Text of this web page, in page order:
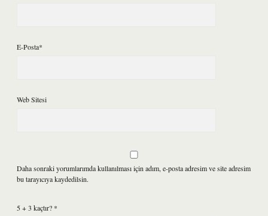
E-Posta*
Web Sitesi
Daha sonraki yorumlarımda kullanılması için adım, e-posta adresim ve site adresim
bu tarayıcıya kaydedilsin.
5 + 3 kaçtır? *